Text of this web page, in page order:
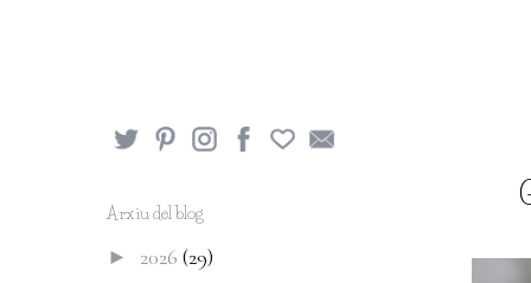
Arxiu del blog
► 2026 (29)